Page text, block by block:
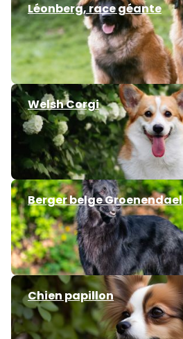
Léonberg, race géante
Welsh Corgi
Berger belge Groenendael
Chien papillon